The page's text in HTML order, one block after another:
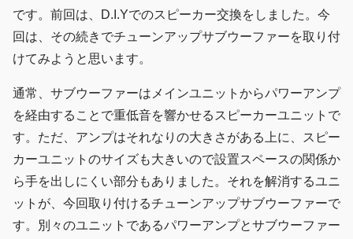
です。前回は、D.I.Yでのスピーカー交換をしました。今
回は、その続きでチューンアップサブウーファーを取り付
けてみようと思います。
通常、サブウーファーはメインユニットからパワーアンプ
を経由することで重低音を響かせるスピーカーユニットで
す。ただ、アンプはそれなりの大きさがある上に、スピー
カーユニットのサイズも大きいので設置スペースの関係か
ら手を出しにくい部分もありました。それを解消するユニ
ットが、今回取り付けるチューンアップサブウーファーで
す。別々のユニットであるパワーアンプとサブウーファー